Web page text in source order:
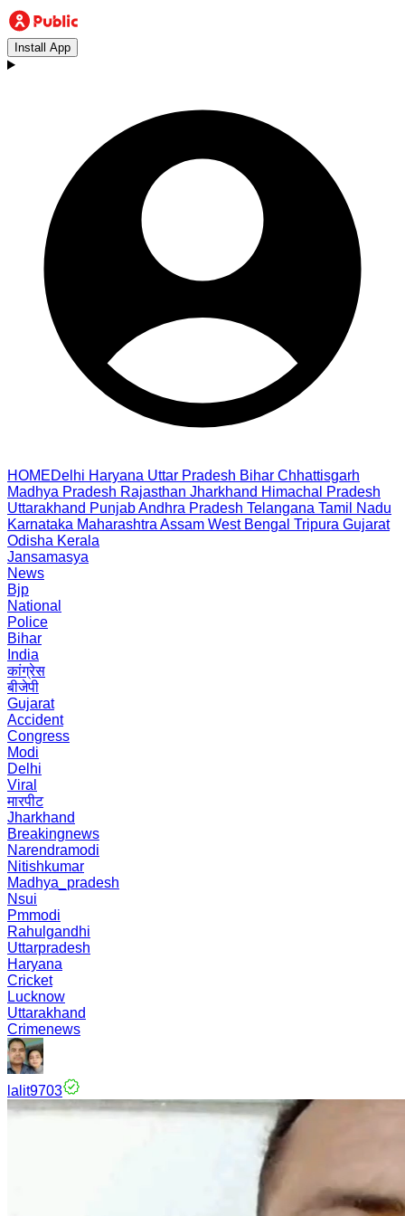
Install App
HOMEDelhi Haryana Uttar Pradesh Bihar Chhattisgarh
Madhya Pradesh Rajasthan Jharkhand Himachal Pradesh
Uttarakhand PunjabAndhra Pradesh Telangana Tamil Nadu
Karnataka Maharashtra Assam West Bengal Tripura Gujarat
Odisha Kerala
Jansamasya
News
Bjp
National
Police
Bihar
India
कांग्रेस
बीजेपी
Gujarat
Accident
Congress
Modi
Delhi
Viral
मारपीट
Jharkhand
Breakingnews
Narendramodi
Nitishkumar
Madhya_pradesh
Nsui
Pmmodi
Rahulgandhi
Uttarpradesh
Haryana
Cricket
Lucknow
Uttarakhand
Crimenews
lalit9703